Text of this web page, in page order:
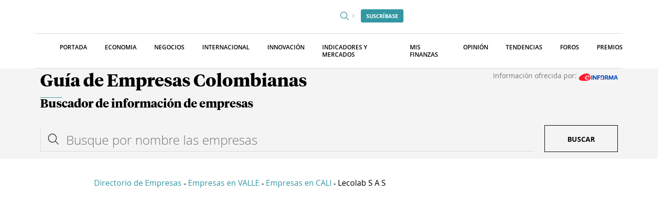
SUSCRÍBASE
PORTADA ECONOMIA NEGOCIOS INTERNACIONAL INNOVACIÓN
INDICADORES Y
MERCADOS
MIS
FINANZAS
OPINIÓN TENDENCIAS FOROS PREMIOS
Guía de Empresas Colombianas Información ofrecida por:
Buscador de información de empresas
BUSCAR
Directorio de Empresas - Empresas en VALLE - Empresas en CALI - Lecolab S A S